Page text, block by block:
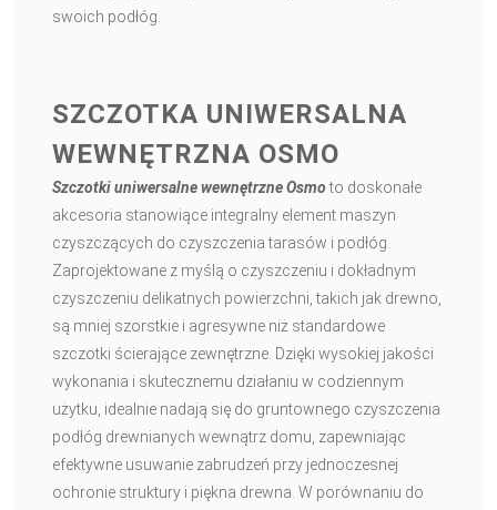
swoich podłóg.
SZCZOTKA UNIWERSALNA
WEWNĘTRZNA OSMO
Szczotki uniwersalne wewnętrzne Osmoto doskonałe
akcesoria stanowiące integralny element maszyn
czyszczących do czyszczenia tarasów i podłóg.
Zaprojektowane z myślą o czyszczeniu i dokładnym
czyszczeniu delikatnych powierzchni, takich jak drewno,
są mniej szorstkie i agresywne niż standardowe
szczotki ścierające zewnętrzne. Dzięki wysokiej jakości
wykonania i skutecznemu działaniu w codziennym
użytku, idealnie nadają się do gruntownego czyszczenia
podłóg drewnianych wewnątrz domu, zapewniając
efektywne usuwanie zabrudzeń przy jednoczesnej
ochronie struktury i piękna drewna. W porównaniu do